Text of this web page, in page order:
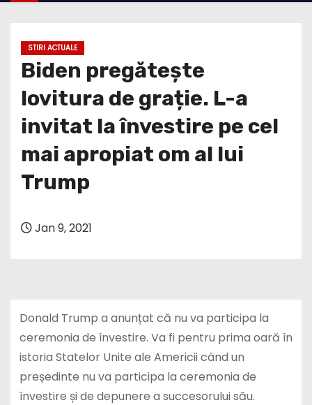
STIRI ACTUALE
Biden pregătește
lovitura de grație. L-a
invitat la învestire pe cel
mai apropiat om al lui
Trump
Jan 9, 2021
Donald Trump a anunțat că nu va participa la
ceremonia de învestire. Va fi pentru prima oară în
istoria Statelor Unite ale Americii când un
președinte nu va participa la ceremonia de
învestire și de depunere a succesorului său.